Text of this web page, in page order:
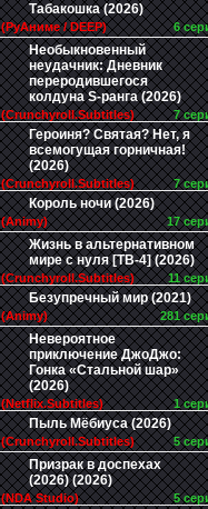
Табакошка (2026)
(РуАниме / DEEP) 6
Необыкновенный
неудачник: Дневник
переродившегося
колдуна S-ранга (2026)
(Crunchyroll.Subtitles) 7
Героиня? Святая? Нет, я
всемогущая горничная!
(2026)
(Crunchyroll.Subtitles) 7
Король ночи (2026)
(Animy) 17
Жизнь в альтернативном
мире с нуля [ТВ-4] (2026)
(Crunchyroll.Subtitles) 11
Безупречный мир (2021)
(Animy) 281
Невероятное
приключение ДжоДжо:
Гонка «Стальной шар»
(2026)
(Netflix.Subtitles) 1
Пыль Мёбиуса (2026)
(Crunchyroll.Subtitles) 5
Призрак в доспехах
(2026) (2026)
(NDA Studio) 5